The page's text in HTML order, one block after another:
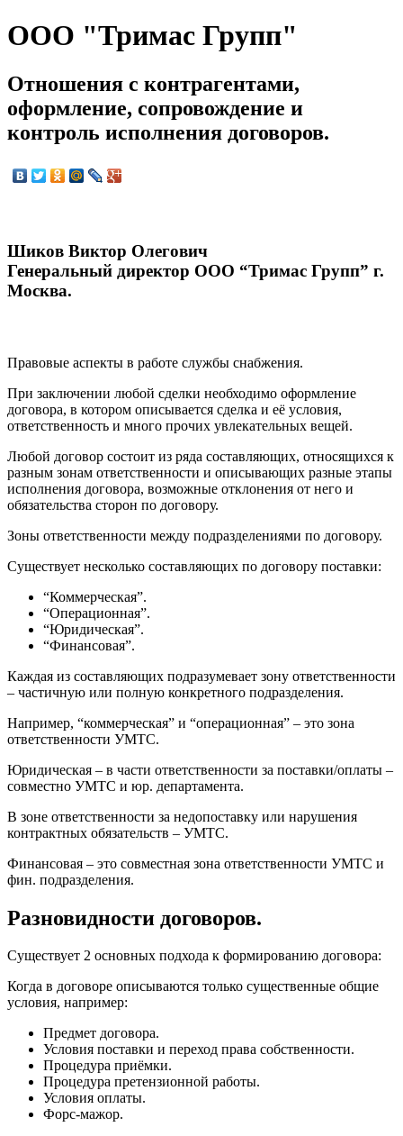
ООО "Тримас Групп"
Отношения с контрагентами,
оформление, сопровождение и
контроль исполнения договоров.
Шиков Виктор Олегович
Генеральный директор ООО “Тримас Групп” г.
Москва.
Правовые аспекты в работе службы снабжения.
При заключении любой сделки необходимо оформление
договора, в котором описывается сделка и её условия,
ответственность и много прочих увлекательных вещей.
Любой договор состоит из ряда составляющих, относящихся к
разным зонам ответственности и описывающих разные этапы
исполнения договора, возможные отклонения от него и
обязательства сторон по договору.
Зоны ответственности между подразделениями по договору.
Существует несколько составляющих по договору поставки:
“Коммерческая”.
“Операционная”.
“Юридическая”.
“Финансовая”.
Каждая из составляющих подразумевает зону ответственности
– частичную или полную конкретного подразделения.
Например, “коммерческая” и “операционная” – это зона
ответственности УМТС.
Юридическая – в части ответственности за поставки/оплаты –
совместно УМТС и юр. департамента.
В зоне ответственности за недопоставку или нарушения
контрактных обязательств – УМТС.
Финансовая – это совместная зона ответственности УМТС и
фин. подразделения.
Разновидности договоров.
Существует 2 основных подхода к формированию договора:
Когда в договоре описываются только существенные общие
условия, например:
Предмет договора.
Условия поставки и переход права собственности.
Процедура приёмки.
Процедура претензионной работы.
Условия оплаты.
Форс-мажор.